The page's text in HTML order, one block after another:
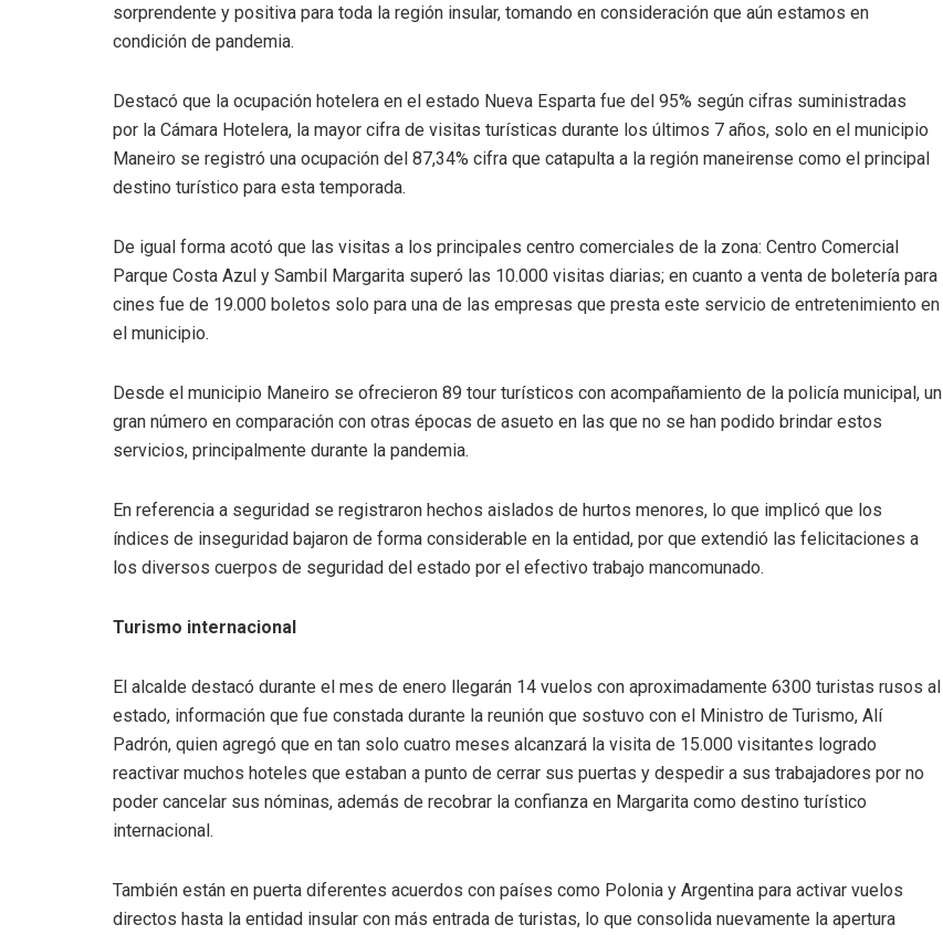
sorprendente y positiva para toda la región insular, tomando en consideración que aún estamos en
condición de pandemia.
Destacó que la ocupación hotelera en el estado Nueva Esparta fue del 95% según cifras suministradas
por la Cámara Hotelera, la mayor cifra de visitas turísticas durante los últimos 7 años, solo en el municipio
Maneiro se registró una ocupación del 87,34% cifra que catapulta a la región maneirense como el principal
destino turístico para esta temporada.
De igual forma acotó que las visitas a los principales centro comerciales de la zona: Centro Comercial
Parque Costa Azul y Sambil Margarita superó las 10.000 visitas diarias; en cuanto a venta de boletería para
cines fue de 19.000 boletos solo para una de las empresas que presta este servicio de entretenimiento en
el municipio.
Desde el municipio Maneiro se ofrecieron 89 tour turísticos con acompañamiento de la policía municipal, un
gran número en comparación con otras épocas de asueto en las que no se han podido brindar estos
servicios, principalmente durante la pandemia.
En referencia a seguridad se registraron hechos aislados de hurtos menores, lo que implicó que los
índices de inseguridad bajaron de forma considerable en la entidad, por que extendió las felicitaciones a
los diversos cuerpos de seguridad del estado por el efectivo trabajo mancomunado.
Turismo internacional
El alcalde destacó durante el mes de enero llegarán 14 vuelos con aproximadamente 6300 turistas rusos al
estado, información que fue constada durante la reunión que sostuvo con el Ministro de Turismo, Alí
Padrón, quien agregó que en tan solo cuatro meses alcanzará la visita de 15.000 visitantes logrado
reactivar muchos hoteles que estaban a punto de cerrar sus puertas y despedir a sus trabajadores por no
poder cancelar sus nóminas, además de recobrar la confianza en Margarita como destino turístico
internacional.
También están en puerta diferentes acuerdos con países como Polonia y Argentina para activar vuelos
directos hasta la entidad insular con más entrada de turistas, lo que consolida nuevamente la apertura